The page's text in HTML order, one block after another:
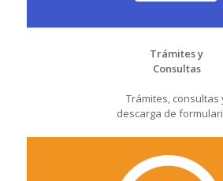
Trámites y
Consultas
Trámites, consultas
descarga de